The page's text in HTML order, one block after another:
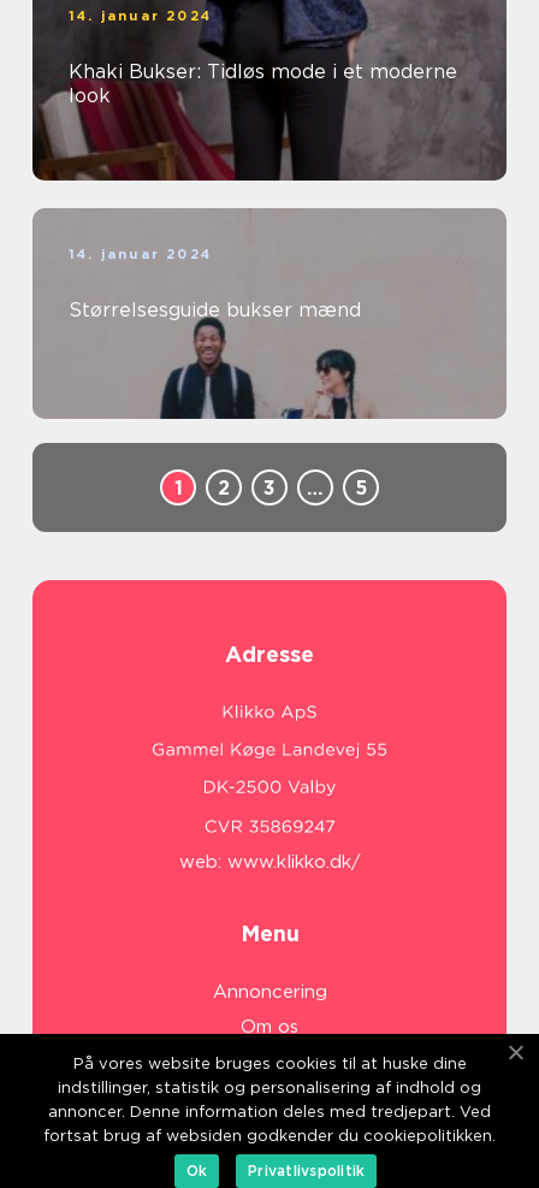
14. januar 2024
Khaki Bukser: Tidløs mode i et moderne
look
14. januar 2024
Størrelsesguide bukser mænd
1 2 3 … 5
Adresse
web: www.klikko.dk/
Menu
Annoncering
Om os
Cookies
Kontakt os
Sitemap
På vores website bruges cookies til at huske dine
indstillinger, statistik og personalisering af indhold og
annoncer. Denne information deles med tredjepart. Ved
fortsat brug af websiden godkender du cookiepolitikken.
Ok
Privatlivspolitik